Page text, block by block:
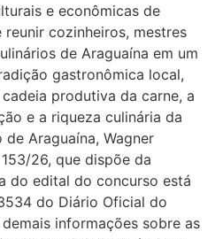
e econômicas de
reunir cozinheiros, mestres
de Araguaína em um
gastronômica local,
produtiva da carne, a
e a riqueza culinária da
Araguaína, Wagner
26, que dispõe da
do edital do concurso está
do Diário Oficial do
informações sobre as